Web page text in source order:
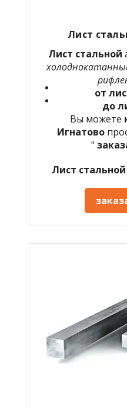
Лист
Лист стальной
от
до
Вы можете
Игнатово
"
Лист